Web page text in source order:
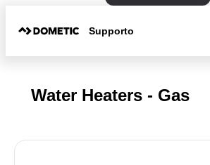
Supporto
Water Heaters - Gas